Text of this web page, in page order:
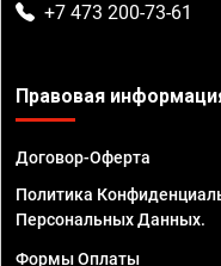
+7 473 200-73-61
Правовая
Договор-Оферта
Политика
Персональных Данных.
Формы Оплаты